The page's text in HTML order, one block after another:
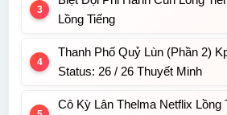
Lồng Tiếng
Thanh Phố Quỷ Lùn (Phần 2)
Status: 26 / 26 Thuyết Minh
Cô Kỳ Lân Thelma Netflix Lồng